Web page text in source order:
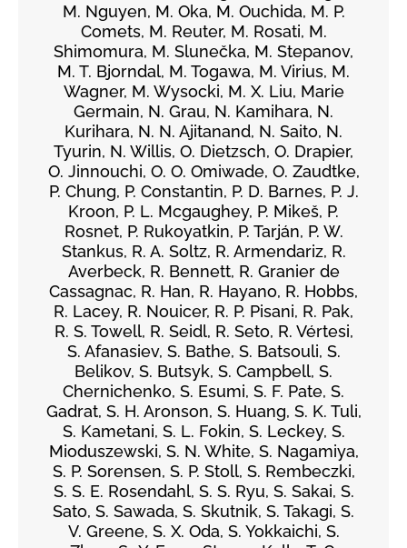
M. Nguyen, M. Oka, M. Ouchida, M. P.
Comets, M. Reuter, M. Rosati, M.
Shimomura, M. Slunečka, M. Stepanov,
M. T. Bjorndal, M. Togawa, M. Virius, M.
Wagner, M. Wysocki, M. X. Liu, Marie
Germain, N. Grau, N. Kamihara, N.
Kurihara, N. N. Ajitanand, N. Saito, N.
Tyurin, N. Willis, O. Dietzsch, O. Drapier,
O. Jinnouchi, O. O. Omiwade, O. Zaudtke,
P. Chung, P. Constantin, P. D. Barnes, P. J.
Kroon, P. L. Mcgaughey, P. Mikeš, P.
Rosnet, P. Rukoyatkin, P. Tarján, P. W.
Stankus, R. A. Soltz, R. Armendariz, R.
Averbeck, R. Bennett, R. Granier de
Cassagnac, R. Han, R. Hayano, R. Hobbs,
R. Lacey, R. Nouicer, R. P. Pisani, R. Pak,
R. S. Towell, R. Seidl, R. Seto, R. Vértesi,
S. Afanasiev, S. Bathe, S. Batsouli, S.
Belikov, S. Butsyk, S. Campbell, S.
Chernichenko, S. Esumi, S. F. Pate, S.
Gadrat, S. H. Aronson, S. Huang, S. K. Tuli,
S. Kametani, S. L. Fokin, S. Leckey, S.
Mioduszewski, S. N. White, S. Nagamiya,
S. P. Sorensen, S. P. Stoll, S. Rembeczki,
S. S. E. Rosendahl, S. S. Ryu, S. Sakai, S.
Sato, S. Sawada, S. Skutnik, S. Takagi, S.
V. Greene, S. X. Oda, S. Yokkaichi, S.